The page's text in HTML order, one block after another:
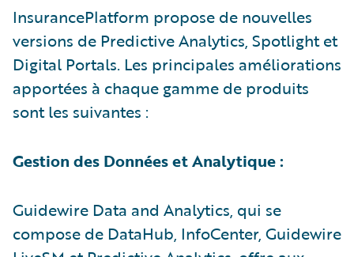
InsurancePlatform propose de nouvelles
versions de Predictive Analytics, Spotlight et
Digital Portals. Les principales améliorations
apportées à chaque gamme de produits
sont les suivantes :
Gestion des Données et Analytique:
Guidewire Data and Analytics, qui se
compose de DataHub, InfoCenter, Guidewire